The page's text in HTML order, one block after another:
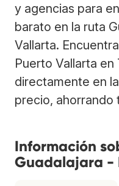
y agencias para
barato en la ruta
Vallarta.
Puerto Vallarta
directamente en
precio, ahorrando
Información
Guadalajara -